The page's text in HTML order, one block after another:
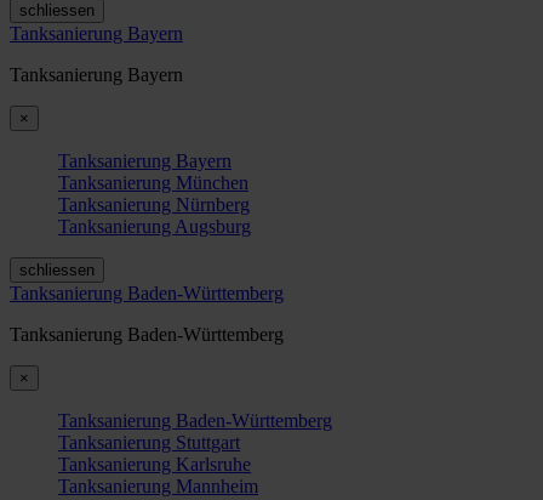
schliessen
Tanksanierung Bayern
Tanksanierung Bayern
×
Tanksanierung Bayern
Tanksanierung München
Tanksanierung Nürnberg
Tanksanierung Augsburg
schliessen
Tanksanierung Baden-Württemberg
Tanksanierung Baden-Württemberg
×
Tanksanierung Baden-Württemberg
Tanksanierung Stuttgart
Tanksanierung Karlsruhe
Tanksanierung Mannheim